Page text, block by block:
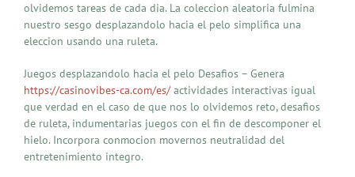
olvidemos tareas de cada dia. La coleccion aleatoria fulmina
nuestro sesgo desplazandolo hacia el pelo simplifica una
eleccion usando una ruleta.
Juegos desplazandolo hacia el pelo Desafios – Genera
https://casinovibes-ca.com/es/actividades interactivas igual
que verdad en el caso de que nos lo olvidemos reto, desafios
de ruleta, indumentarias juegos con el fin de descomponer el
hielo. Incorpora conmocion movernos neutralidad del
entretenimiento integro.